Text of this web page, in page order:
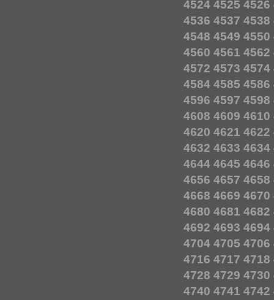
4524 4525 4526
4536 4537 4538
4548 4549 4550
4560 4561 4562
4572 4573 4574
4584 4585 4586
4596 4597 4598
4608 4609 4610
4620 4621 4622
4632 4633 4634
4644 4645 4646
4656 4657 4658
4668 4669 4670
4680 4681 4682
4692 4693 4694
4704 4705 4706
4716 4717 4718
4728 4729 4730
4740 4741 4742